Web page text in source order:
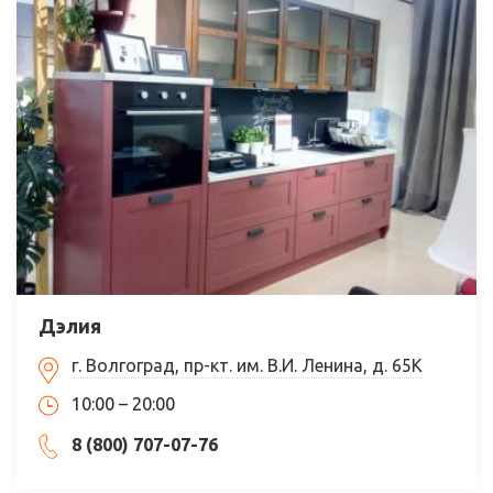
Дэлия
г. Волгоград, пр-кт. им. В.И. Ленина, д. 65К
10:00 – 20:00
8 (800) 707-07-76